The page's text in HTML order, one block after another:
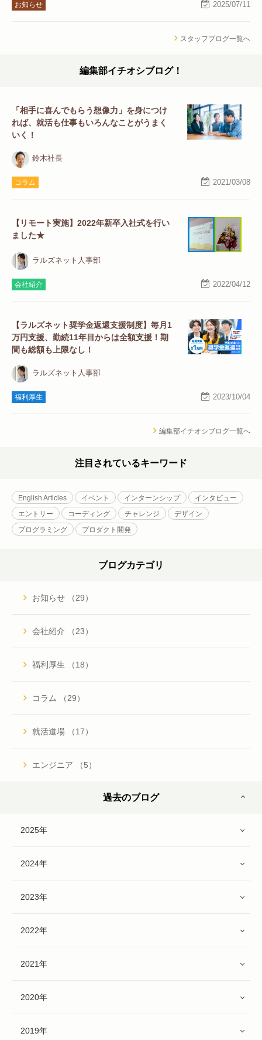
お知らせ 2025/07/11
スタッフブログ一覧へ
編集部イチオシブログ！
「相手に喜んでもらう想像力」を身につけ
れば、就活も仕事もいろんなことがうまく
いく！
鈴木社長
コラム 2021/03/08
【リモート実施】2022年新卒入社式を行い
ました★
ラルズネット人事部
会社紹介 2022/04/12
【ラルズネット奨学金返還支援制度】毎月1
万円支援、勤続11年目からは全額支援！期
間も総額も上限なし！
ラルズネット人事部
福利厚生 2023/10/04
編集部イチオシブログ一覧へ
注目されているキーワード
English Articles イベント インターンシップ
インタビュー
エントリー
コーディング チャレンジ
デザイン
プログラミング
プロダクト開発
ブログカテゴリ
お知らせ （29）
会社紹介 （23）
福利厚生 （18）
コラム （29）
就活道場 （17）
エンジニア （5）
過去のブログ
2025年
2024年
2023年
2022年
2021年
2020年
2019年